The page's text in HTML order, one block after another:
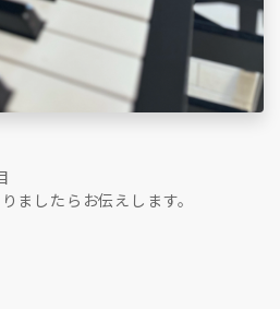
ましたらお伝えします。